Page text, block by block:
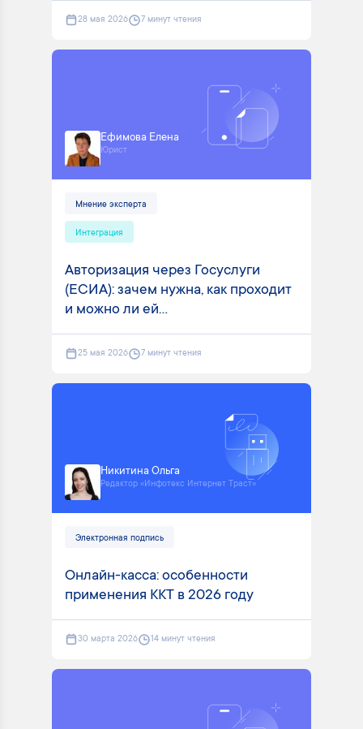
28 мая 2026 7 минут чтения
Ефимова Елена
Юрист
Мнение эксперта
Интеграция
Авторизация через Госуслуги
(ЕСИА): зачем нужна, как проходит
и можно ли ей...
25 мая 2026 7 минут чтения
Никитина Ольга
Редактор «Инфотекс Интернет Траст»
Электронная подпись
Онлайн-касса: особенности
применения ККТ в 2026 году
30 марта 2026 14 минут чтения